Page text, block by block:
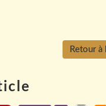
Retour à